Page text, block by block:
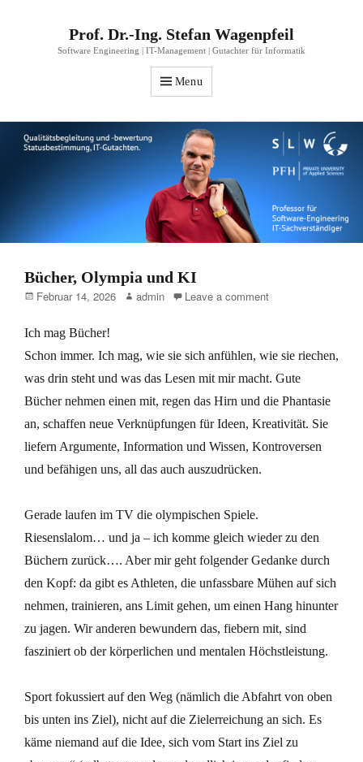
Prof. Dr.-Ing. Stefan Wagenpfeil
Software Engineering | IT-Management | Gutachter für Informatik
Menu
Bücher, Olympia und KI
Posted
Februar 14, 2026 Author
admin Leave a comment
Ich mag Bücher!
Schon immer. Ich mag, wie sie sich anfühlen, wie sie riechen,
was drin steht und was das Lesen mit mir macht. Gute
Bücher nehmen einen mit, regen das Hirn und die Phantasie
an, schaffen neue Verknüpfungen für Ideen, Kreativität. Sie
liefern Argumente, Information und Wissen, Kontroversen
und befähigen uns, all das auch auszudrücken.
Gerade laufen im TV die olympischen Spiele.
Riesenslalom… und ja – ich komme gleich wieder zu den
Büchern zurück…. Aber mir geht folgender Gedanke durch
den Kopf: da gibt es Athleten, die unfassbare Mühen auf sich
nehmen, trainieren, ans Limit gehen, um einen Hang hinunter
zu jagen. Wir anderen bewundern das, fiebern mit, sind
fasziniert ob der körperlichen und mentalen Höchstleistung.
Sport fokussiert auf den Weg (nämlich die Abfahrt von oben
bis unten ins Ziel), nicht auf die Zielerreichung an sich. Es
käme niemand auf die Idee, sich vom Start ins Ziel zu